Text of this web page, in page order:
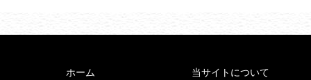
ホーム 当サイトについて